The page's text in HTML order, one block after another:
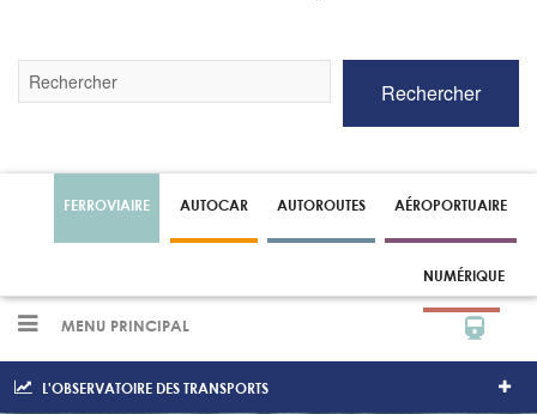
par
pour
recherche
Rechercher
FERROVIAIRE AUTOCAR AUTOROUTES AÉROPORTUAIRE
NUMÉRIQUE
MENU PRINCIPAL
L'OBSERVATOIRE DES TRANSPORTS